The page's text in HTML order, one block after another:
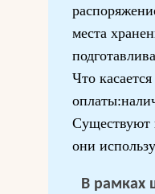
места
Что
Существуют
они
В рамках